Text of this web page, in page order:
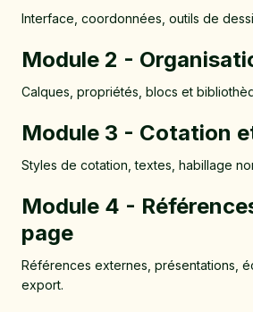
Interface, coordonnées, outils de
Module 2 -
Calques, propriétés, blocs et
Module 3 - Cotation
Styles de cotation, textes, habillage
Module 4 -
page
Références externes, présentations,
export.